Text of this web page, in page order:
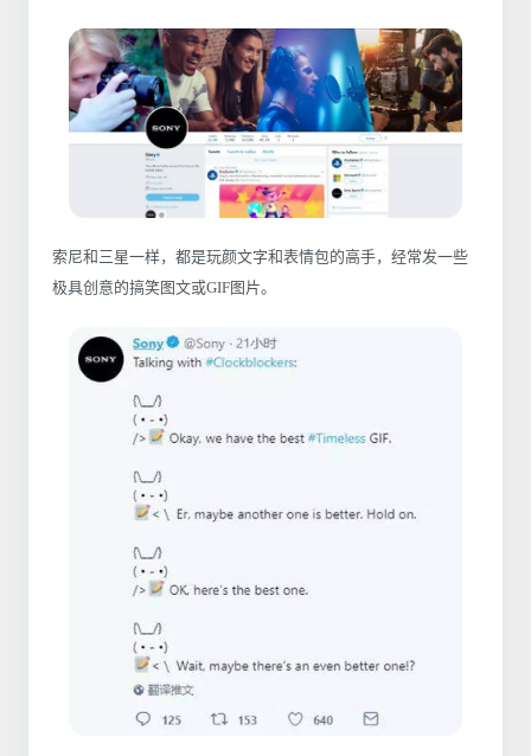
索尼和三星一样，都是玩颜文字和表情包的高手，经常发一些
极具创意的搞笑图文或GIF图片。